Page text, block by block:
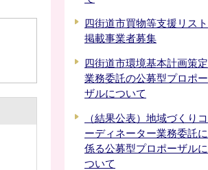
四街道市買物等支援リスト
掲載事業者募集
四街道市環境基本計画策定
業務委託の公募型プロポー
ザルについて
（結果公表）地域づくりコ
ーディネーター業務委託に
係る公募型プロポーザルに
ついて